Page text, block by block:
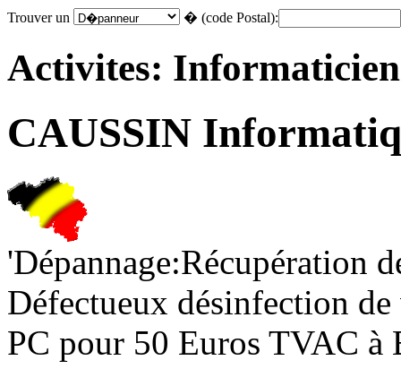
Trouver un � (code Postal):
Activites: Informaticien
CAUSSIN
'Dépannage:Récupération
Défectueux désinfection
PC pour 50 Euros TVAC à